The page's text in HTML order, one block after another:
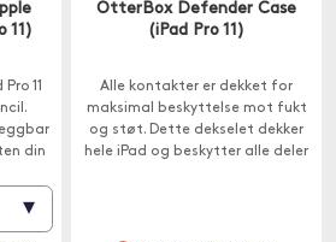
11)
11
din
▾
OtterBox Defender Case
(iPad Pro 11)
Alle kontakter er dekket for
maksimal beskyttelse mot fukt
og støt. Dette dekselet dekker
hele iPad og beskytter alle deler